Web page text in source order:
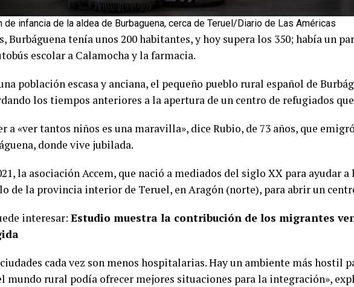
de infancia de la aldea de Burbaguena, cerca de Teruel/Diario de Las Américas
Burbáguena tenía unos 200 habitantes, y hoy supera los 350; había un
escolar a Calamocha y la farmacia.
población escasa y anciana, el pequeño pueblo rural español de
los tiempos anteriores a la apertura de un centro de refugiados
a «ver tantos niños es una maravilla», dice Rubio, de 73 años, que
donde vive jubilada.
la asociación Accem, que nació a mediados del siglo XX para ayudar
de la provincia interior de Teruel, en Aragón (norte), para abrir un
interesar: Estudio muestra la contribución de los migrantes
cada vez son menos hospitalarias. Hay un ambiente más hostil
mundo rural podía ofrecer mejores situaciones para la integración»,